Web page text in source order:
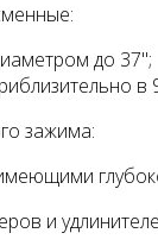
до 37";
в
зажима:
и